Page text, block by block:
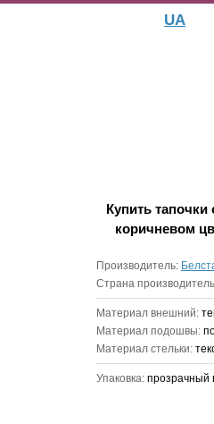
UA
Купить тапочки
коричневом
Производитель:
Страна
Материал внешний:
Материал подошвы:
Материал стельки:
Упаковка: прозрачный